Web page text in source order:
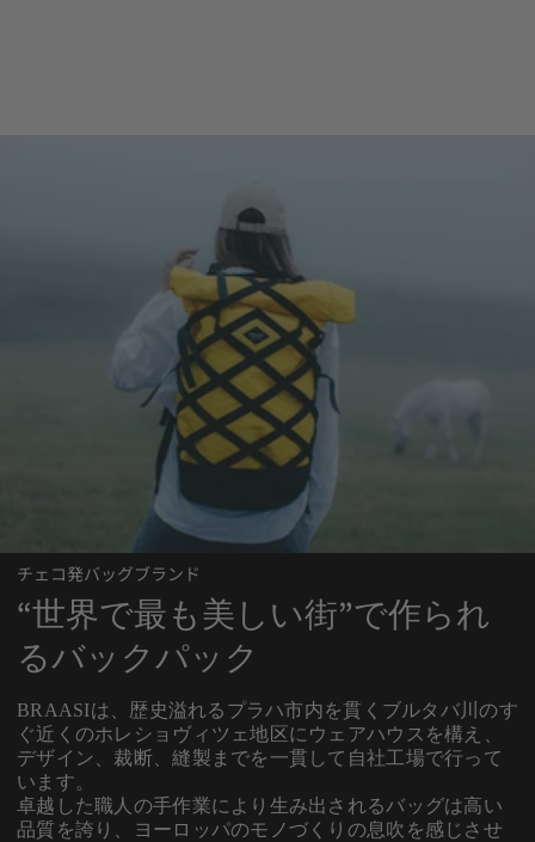
チェコ発バッグブランド
“世界で最も美しい街”で作られ
るバックパック
BRAASIは、歴史溢れるプラハ市内を貫くブルタバ川のす
ぐ近くのホレショヴィツェ地区にウェアハウスを構え、
デザイン、裁断、縫製までを一貫して自社工場で行って
います。
卓越した職人の手作業により生み出されるバッグは高い
品質を誇り、ヨーロッパのモノづくりの息吹を感じさせ